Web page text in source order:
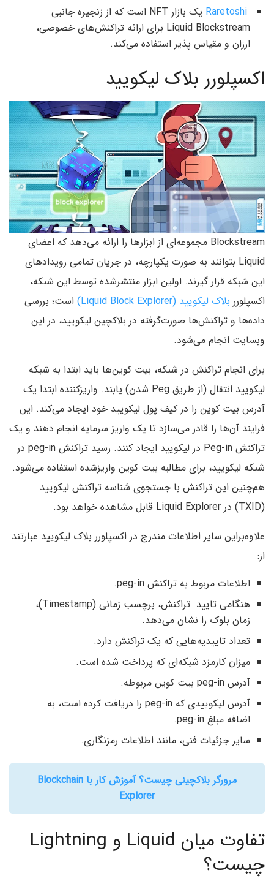
Raretoshi
یک بازار NFT است که از زنجیره جانبی
Liquid Blockstream برای ارائه تراکنش‌های خصوصی،
ارزان و مقیاس پذیر استفاده می‌کند.
اکسپلورر بلاک لیکویید
Blockstream مجموعه‌ای از ابزارها را ارائه می‌دهد که اعضای
Liquid بتوانند به صورت یکپارچه‌، در جریان تمامی رویدادهای
این شبکه قرار گیرند. اولین ابزار منتشرشده توسط این شبکه،
اکسپلورر بلاک لیکویید ‌(Liquid Block Explorer)
است؛ بررسی
داده‌ها و تراکنش‌ها صورت‌گرفته در بلاکچین لیکویید، در این
وبسایت انجام می‌شود.
برای انجام تراکنش در شبکه، بیت کوین‌ها باید ابتدا به شبکه
لیکویید انتقال (از طریق Peg شدن) یابند. واریزکننده ابتدا یک
آدرس بیت کوین را در کیف پول لیکویید خود ایجاد می‌کند. این
فرایند آن‌ها را قادر می‌سازد تا یک واریز سرمایه انجام دهند و یک
تراکنش Peg-in در لیکویید ایجاد کنند. رسید تراکنش peg-in در
شبکه لیکویید، برای مطالبه بیت کوین واریزشده استفاده می‌شود.
هم‌چنین این تراکنش با جستجوی شناسه تراکنش لیکویید
(TXID) در Liquid Explorer قابل مشاهده خواهد بود.
علاوه‌براین سایر اطلاعات مندرج در اکسپلورر بلاک لیکویید عبارتند
از:
اطلاعات مربوط به تراکنش peg-in.
هنگامی تایید تراکنش، برچسب زمانی (Timestamp)،
زمان بلوک را نشان می‌دهد.
تعداد تاییدیه‌هایی که یک تراکنش دارد.
میزان کارمزد شبکه‌ای که پرداخت شده است.
آدرس peg-in بیت کوین مربوطه.
آدرس لیکوییدی که peg-in را دریافت کرده است، به
اضافه مبلغ peg-in.
سایر جزئیات فنی، مانند اطلاعات رمزنگاری.
مرورگر بلاکچینی چیست؟ آموزش کار با Blockchain
Explorer
تفاوت میان Liquid و Lightning
چیست؟